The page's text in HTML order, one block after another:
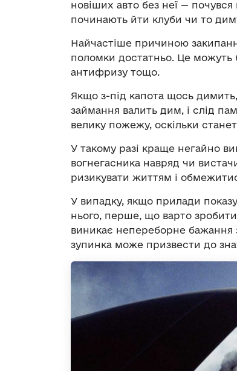
новіших авто без неї —
починають йти клуби чи то
Найчастіше причиною
поломки достатньо. Це можуть
антифризу тощо.
Якщо з-під капота щось
займання валить дим, і слід
велику пожежу, оскільки
У такому разі краще негайно
вогнегасника навряд чи
ризикувати життям і
У випадку, якщо прилади
нього, перше, що варто зробити
виникає непереборне бажання
зупинка може призвести до